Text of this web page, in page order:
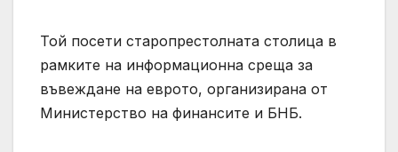
Той посети старопрестолната столица в
рамките на информационна среща за
въвеждане на еврото, организирана от
Министерство на финансите и БНБ.